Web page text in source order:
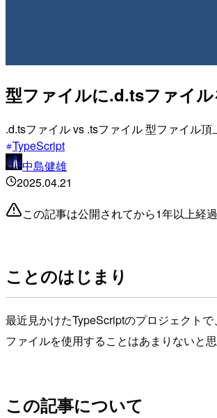
型ファイルに.d.tsファイ
.d.tsファイル vs .tsファイル 型ファイル頂
TypeScript
中島健雄
2025.04.21
この記事は公開されてから1年以上経
ことのはじまり
最近見かけたTypeScriptのプロジェクトで、
ファイルを使用することはあまりないと
この記事について